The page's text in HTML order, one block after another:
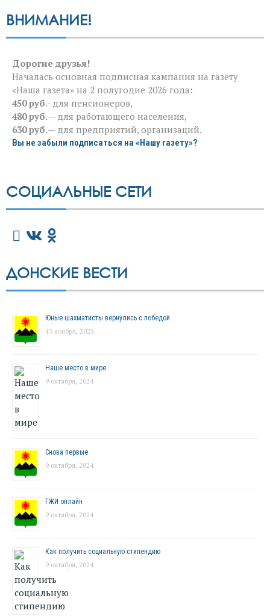
ВНИМАНИЕ!
Дорогие друзья!
Началась основная подписная кампания на газету
«Наша газета» на 2 полугодие 2026 года:
450 руб.- для пенсионеров,
480 руб.— для работающего населения,
630 руб.— для предприятий, организаций.
Вы не забыли подписаться на «Нашу газету»?
СОЦИАЛЬНЫЕ СЕТИ
ДОНСКИЕ ВЕСТИ
Юные шахматисты вернулись с победой
13 ноября, 2025
Наше место в мире
9 октября, 2024
Снова первые
9 октября, 2024
ГЖИ онлайн
9 октября, 2024
Как получить социальную стипендию
9 октября, 2024